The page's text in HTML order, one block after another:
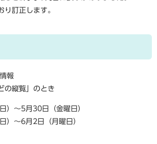
り訂正します。
報
の縦覧」のとき
）～5月30日（金曜日）
）～6月2日（月曜日）